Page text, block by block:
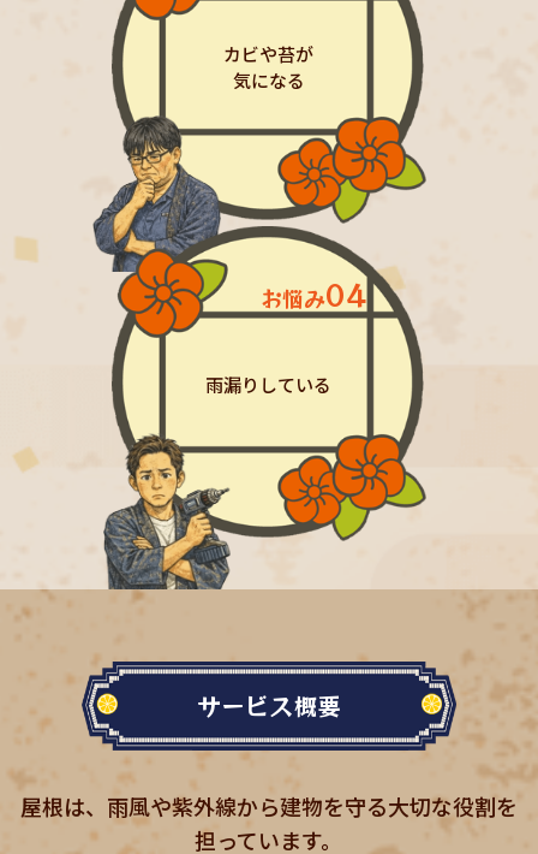
カビや苔が
気になる
お悩み04
雨漏りしている
サービス概要
屋根は、雨風や紫外線から建物を守る大切な役割を
担っています。